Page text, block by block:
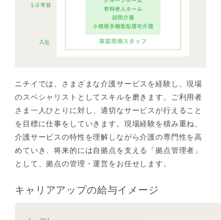
ニチイでは、さまざまな介護サービスを経験し、現場
のスペシャリストとしてスキルを磨きます。ご利用者
さま一人ひとりに対し、適切なサービスが行えること
を目標に仕事をしていきます。現場経験を積み重ね、
介護サービスの特性を理解しながら介護の専門性を高
めていき、将来的には自拠点を支える「拠点管理者」
として、拠点の管理・運営をお任せします。
キャリアアップの給与イメージ